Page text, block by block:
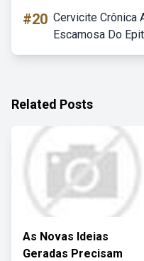
#20 Cervicite Crônica
Escamosa Do
Related Posts
As Novas Ideias
Geradas Precisam